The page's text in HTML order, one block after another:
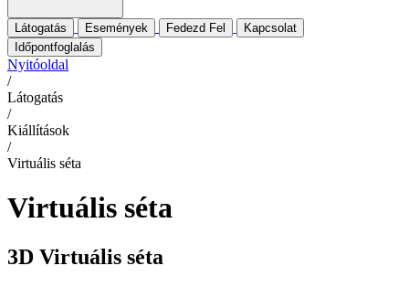
Látogatás Események Fedezd Fel
Kapcsolat
Időpontfoglalás
Nyitóoldal
/
Látogatás
/
Kiállítások
/
Virtuális séta
Virtuális séta
3D Virtuális séta